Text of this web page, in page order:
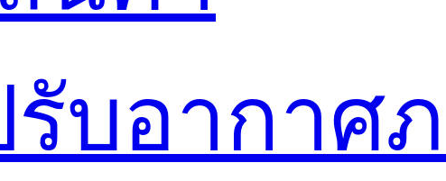
รับอากาศ